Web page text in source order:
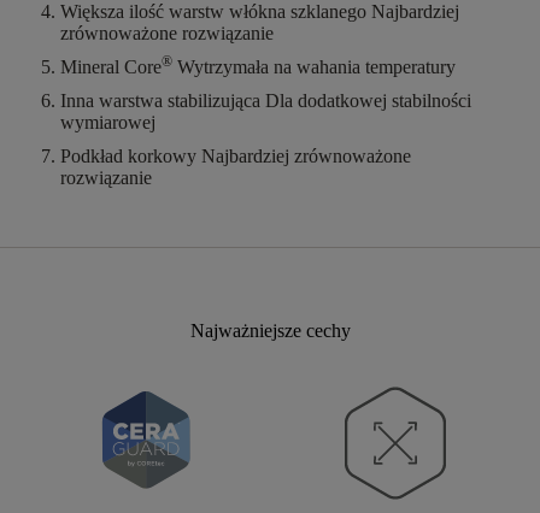
Większa ilość warstw włókna szklanego Najbardziej
zrównoważone rozwiązanie
Mineral Core® Wytrzymała na wahania temperatury
Inna warstwa stabilizująca Dla dodatkowej stabilności
wymiarowej
Podkład korkowy Najbardziej zrównoważone
rozwiązanie
Najważniejsze cechy